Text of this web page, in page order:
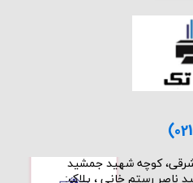
شرقی، کوچه شهید جمشید
ناصر رستم خانی ، پلاک: